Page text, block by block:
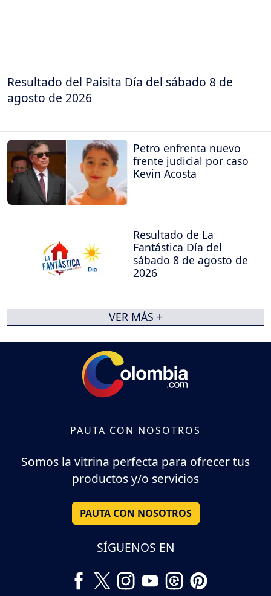
Resultado del Paisita Día del sábado 8 de
agosto de 2026
Petro enfrenta nuevo
frente judicial por caso
Kevin Acosta
Resultado de La
Fantástica Día del
sábado 8 de agosto de
2026
VER MÁS +
PAUTA CON NOSOTROS
Somos la vitrina perfecta para ofrecer tus
productos y/o servicios
PAUTA CON NOSOTROS
SÍGUENOS EN